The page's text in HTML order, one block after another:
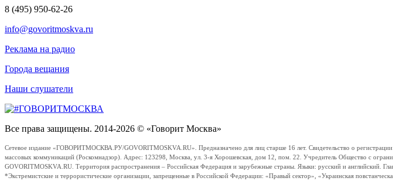
8 (495) 950-62-26
info@govoritmoskva.ru
Реклама на радио
Города вещания
Наши слушатели
Все права защищены. 2014-2026 © «Говорит Москва»
Сетевое издание «ГОВОРИТМОСКВА.РУ/GOVORITMOSKVA.RU». Предназначено для лиц старше 16 лет. Свидетельство о
массовых коммуникаций (Роскомнадзор). Адрес: 123298, Москва, ул. 3-я Хорошевская, дом 12, пом. 22. Учредитель Общество с
GOVORITMOSKVA.RU. Территория распространения – Российская Федерация и зарубежные страны. Языки: русский и
*Экстремистские и террористические организации, запрещенные в Российской Федерации: «Правый сектор», «Украинская